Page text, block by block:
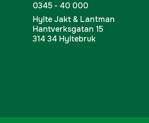
0345 - 40 000
Hylte Jakt & Lantman
Hantverksgatan 15
314 34 Hyltebruk